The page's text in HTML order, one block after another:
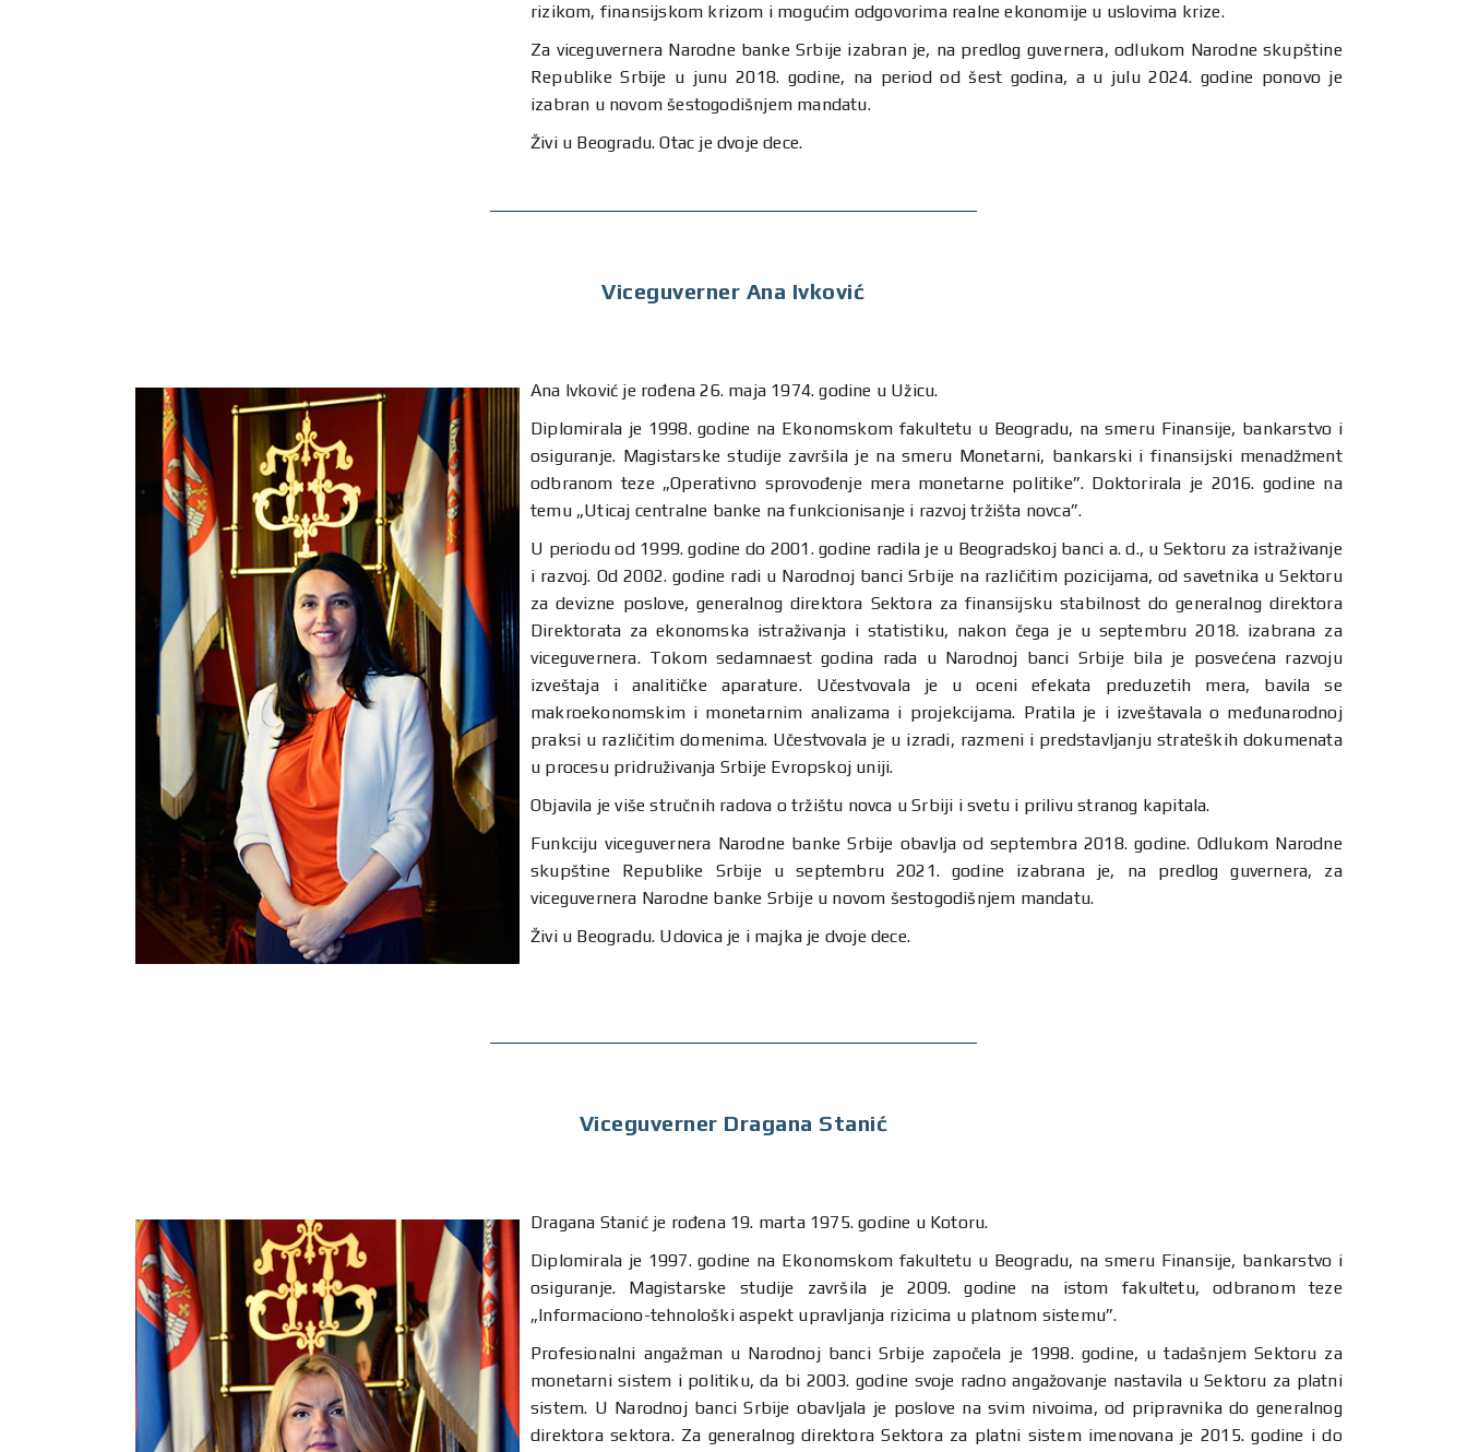
rizikom, finansijskom krizom i mogućim odgovorima realne ekonomije u uslovima krize.
Za viceguvernera Narodne banke Srbije izabran je, na predlog guvernera, odlukom Narodne skupštine
Republike Srbije u junu 2018. godine, na period od šest godina, a u julu 2024. godine ponovo je
izabran u novom šestogodišnjem mandatu.
Živi u Beogradu. Otac je dvoje dece.
Viceguverner Ana Ivković
Ana Ivković je rođena 26. maja 1974. godine u Užicu.
Diplomirala je 1998. godine na Ekonomskom fakultetu u Beogradu, na smeru Finansije, bankarstvo i
osiguranje. Magistarske studije završila je na smeru Monetarni, bankarski i finansijski menadžment
odbranom teze „Operativno sprovođenje mera monetarne politike”. Doktorirala je 2016. godine na
temu „Uticaj centralne banke na funkcionisanje i razvoj tržišta novca”.
U periodu od 1999. godine do 2001. godine radila je u Beogradskoj banci a. d., u Sektoru za istraživanje
i razvoj. Od 2002. godine radi u Narodnoj banci Srbije na različitim pozicijama, od savetnika u Sektoru
za devizne poslove, generalnog direktora Sektora za finansijsku stabilnost do generalnog direktora
Direktorata za ekonomska istraživanja i statistiku, nakon čega je u septembru 2018. izabrana za
viceguvernera. Tokom sedamnaest godina rada u Narodnoj banci Srbije bila je posvećena razvoju
izveštaja i analitičke aparature. Učestvovala je u oceni efekata preduzetih mera, bavila se
makroekonomskim i monetarnim analizama i projekcijama. Pratila je i izveštavala o međunarodnoj
praksi u različitim domenima. Učestvovala je u izradi, razmeni i predstavljanju strateških dokumenata
u procesu pridruživanja Srbije Evropskoj uniji.
Objavila je više stručnih radova o tržištu novca u Srbiji i svetu i prilivu stranog kapitala.
Funkciju viceguvernera Narodne banke Srbije obavlja od septembra 2018. godine. Odlukom Narodne
skupštine Republike Srbije u septembru 2021. godine izabrana je, na predlog guvernera, za
viceguvernera Narodne banke Srbije u novom šestogodišnjem mandatu.
Živi u Beogradu. Udovica je i majka je dvoje dece.
Viceguverner Dragana Stanić
Dragana Stanić je rođena 19. marta 1975. godine u Kotoru.
Diplomirala je 1997. godine na Ekonomskom fakultetu u Beogradu, na smeru Finansije, bankarstvo i
osiguranje. Magistarske studije završila je 2009. godine na istom fakultetu, odbranom teze
„Informaciono-tehnološki aspekt upravljanja rizicima u platnom sistemu”.
Profesionalni angažman u Narodnoj banci Srbije započela je 1998. godine, u tadašnjem Sektoru za
monetarni sistem i politiku, da bi 2003. godine svoje radno angažovanje nastavila u Sektoru za platni
sistem. U Narodnoj banci Srbije obavljala je poslove na svim nivoima, od pripravnika do generalnog
direktora sektora. Za generalnog direktora Sektora za platni sistem imenovana je 2015. godine i do